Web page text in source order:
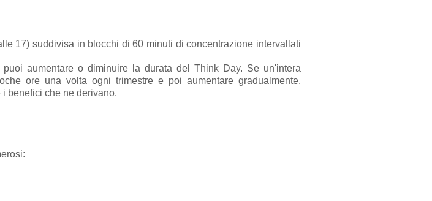
17) suddivisa in blocchi di 60 minuti di concentrazione intervallati
aumentare o diminuire la durata del Think Day. Se un'intera
ore una volta ogni trimestre e poi aumentare gradualmente.
benefici che ne derivano.